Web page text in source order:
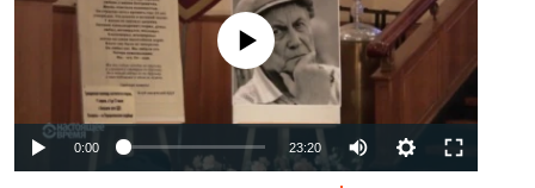
No media source currently available
0:00 23:20